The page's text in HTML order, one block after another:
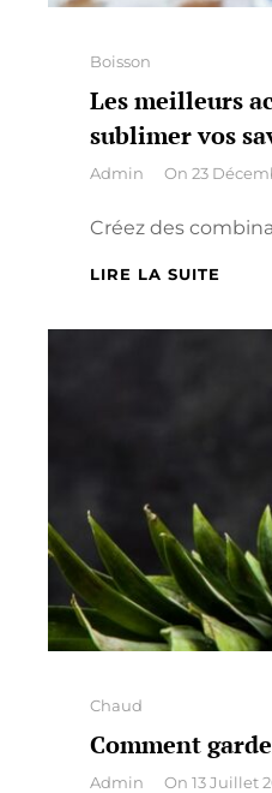
Categories
Boisson
Les meilleurs
sublimer vos
By
Admin On 23
Créez des
LIRE LA SUITE
Categories
Chaud
Comment
By
Admin On 13 Juillet